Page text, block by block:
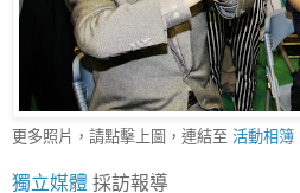
更多照片，請點擊上圖，連結至 活動相簿
獨立媒體 採訪報導